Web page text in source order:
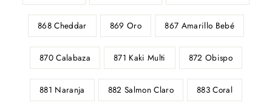
868 Cheddar 869 Oro 867 Amarillo Bebé
870 Calabaza 871 Kaki Multi 872 Obispo
881 Naranja 882 Salmon Claro 883 Coral